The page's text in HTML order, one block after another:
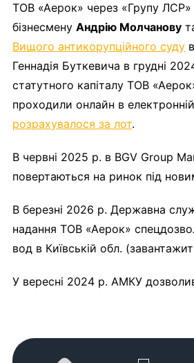
ТОВ «Аерок» через «Групу
бізнесменуАндрію Молчанову
Вищого антикорупційного суду
Геннадія Буткевича в грудні
статутного капіталу ТОВ
проходили онлайн в
розрахувалося за лот.
В червні 2025 р. в BGV Group
повертаються на ринок під
В березні 2026 р. Державна
надання ТОВ «Аерок»
вод в Київській обл.
У вересні 2024 р. АМКУ